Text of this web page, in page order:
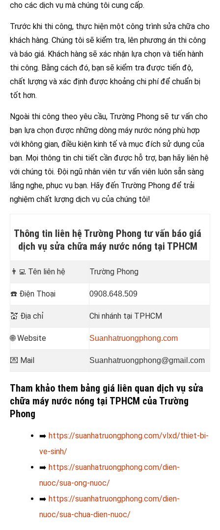
cho các dịch vụ mà chúng tôi cung cấp.
Trước khi thi công, thực hiện một công trình sửa chữa cho
khách hàng. Chúng tôi sẽ kiểm tra, lên phương án thi công
và báo giá. Khách hàng sẽ xác nhận lựa chọn và tiến hành
thi công. Bằng cách đó, bạn sẽ kiểm tra được tiến độ,
chất lượng và xác định được khoảng chi phí để chuẩn bị
tốt hơn.
Ngoài thi công theo yêu cầu, Trường Phong sẽ tư vấn cho
bạn lựa chọn được những dòng máy nước nóng phù hợp
với không gian, điều kiện kinh tế và mục đích sử dụng của
bạn. Mọi thông tin chi tiết cần được hỗ trợ, bạn hãy liên hệ
với chúng tôi. Đội ngũ nhân viên tư vấn viên luôn sẵn sàng
lắng nghe, phục vụ bạn. Hãy đến Trường Phong để trải
nghiệm chất lượng dịch vụ của chúng tôi!
Thông tin liên hệ Trường Phong tư vấn báo giá
dịch vụ sửa chữa máy nước nóng tại TPHCM
👨‍💻 Tên liên hệ Trường Phong
☎️ Điện Thoại 0908.648.509
💒 Địa chỉ Chi nhánh tại TPHCM
🌐 Website Suanhatruongphong.com
💌 Mail Suanhatruongphong@gmail.com
Tham khảo them bảng giá liên quan dịch vụ sửa
chữa máy nước nóng tại TPHCM của Trường
Phong
➡️ https://suanhatruongphong.com/vlxd/thiet-bi-
ve-sinh/
➡️ https://suanhatruongphong.com/dien-
nuoc/sua-ong-nuoc/
➡️ https://suanhatruongphong.com/dien-
nuoc/sua-chua-dien-nuoc/